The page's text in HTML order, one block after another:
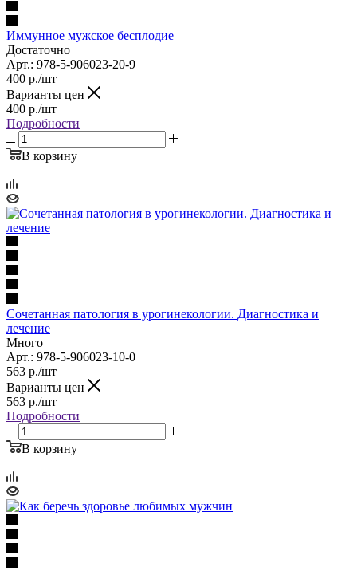
Иммунное мужское бесплодие
Достаточно
Арт.: 978-5-906023-20-9
400 р./шт
Варианты цен
400 р./шт
Подробности
В корзину
Сочетанная патология в урогинекологии. Диагностика и
лечение
Много
Арт.: 978-5-906023-10-0
563 р./шт
Варианты цен
563 р./шт
Подробности
В корзину